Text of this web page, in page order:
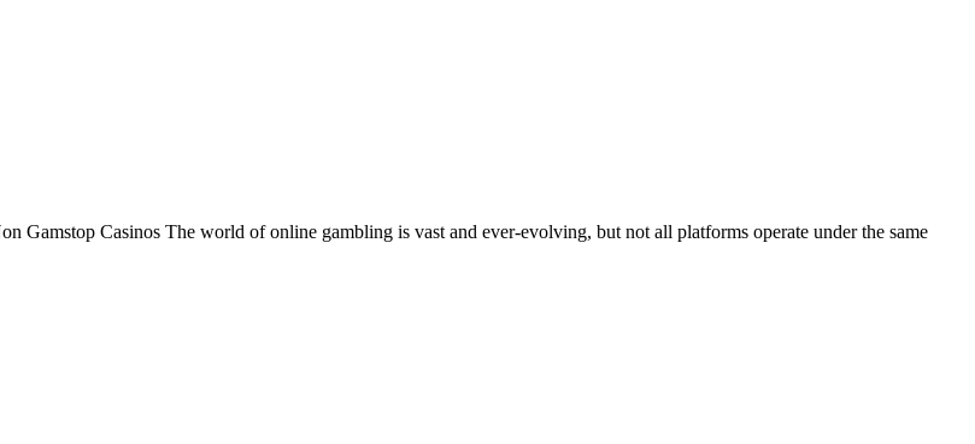
Gamstop Casinos The world of online gambling is vast and ever-evolving, but not all platforms operate under the same